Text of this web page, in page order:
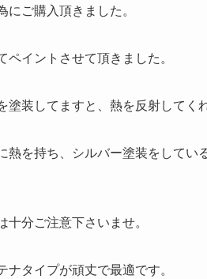
にご購入頂きました。
ペイントさせて頂きました。
塗装してますと、熱を反射してく
熱を持ち、シルバー塗装をしてい
十分ご注意下さいませ。
ナタイプが頑丈で最適です。